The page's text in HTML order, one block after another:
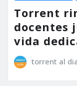
Torrent
docentes
vida
torrent al